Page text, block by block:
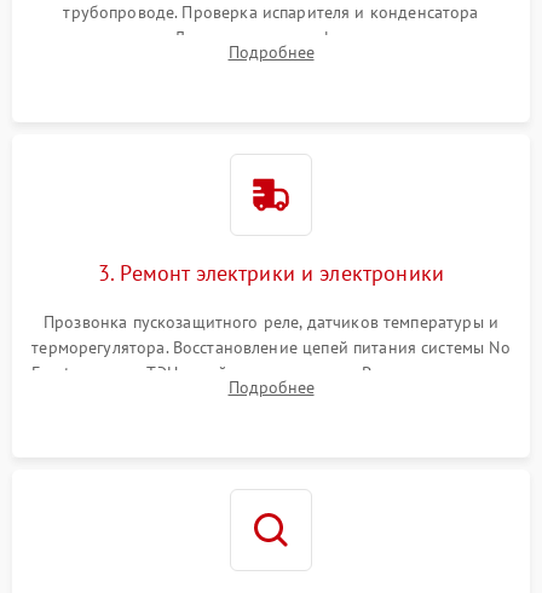
трубопроводе. Проверка испарителя и конденсатора
течеискателем. Демонтаж старого фильтра-осушителя и
продувка капиллярной трубки для устранения засоров.
Подробнее
3. Ремонт электрики и электроники
Прозвонка пускозащитного реле, датчиков температуры и
терморегулятора. Восстановление цепей питания системы No
Frost, включая ТЭН оттайки и вентилятор. Ремонт или замена
платы управления при сбоях алгоритмов.
Подробнее